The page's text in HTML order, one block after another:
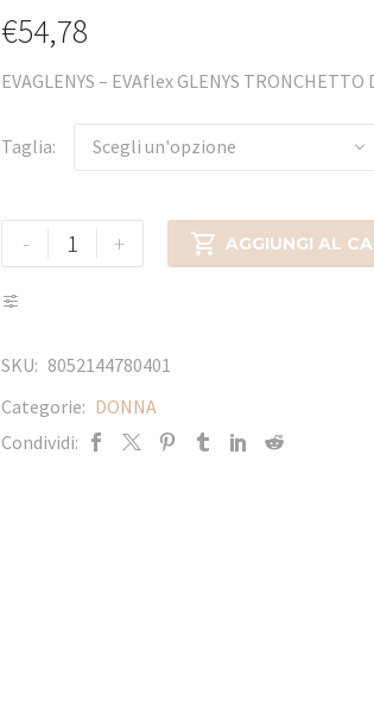
€54,78
EVAGLENYS – EVAflex GLENYS TRONCHETTO
Taglia Scegli un'opzione
- +  AGGIUNGI AL
SKU: 8052144780401
Categorie: DONNA
Condividi: